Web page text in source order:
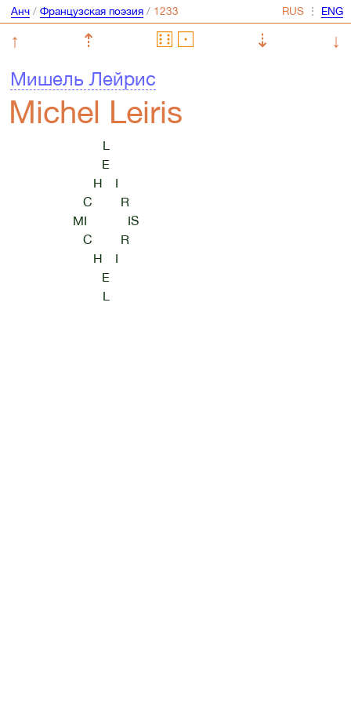
Анч/ Французская поэзия/ ⋮
↑ ⇡ ⇣
↓
Мишель Лейрис
Michel Leiris
L
E
H I
C R
MI IS
C R
H I
E
L